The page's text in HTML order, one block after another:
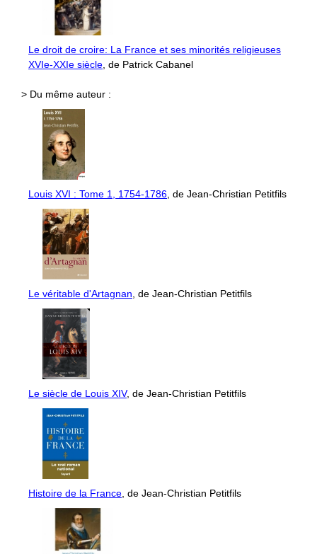
Le droit de croire: La France et ses minorités religieuses
XVIe-XXIe siècle , de Patrick Cabanel
> Du même auteur :
Louis XVI : Tome 1, 1754-1786 , de Jean-Christian Petitfils
Le véritable d'Artagnan , de Jean-Christian Petitfils
Le siècle de Louis XIV, de Jean-Christian Petitfils
Histoire de la France , de Jean-Christian Petitfils